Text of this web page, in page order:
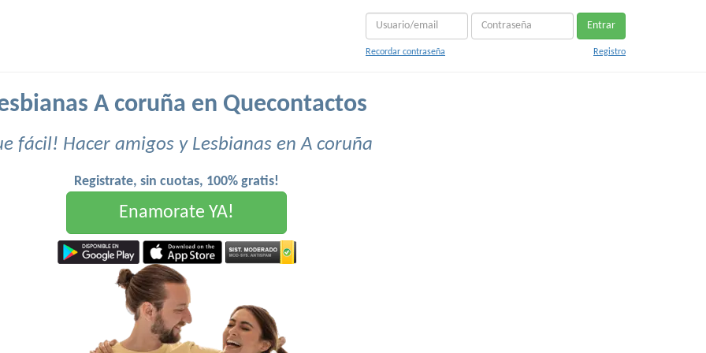
Entrar
Recordar contraseña Registro
A coruña en Quecontactos
fácil! Hacer amigos y Lesbianas en A coruña
Registrate, sin cuotas, 100% gratis!
Enamorate YA!